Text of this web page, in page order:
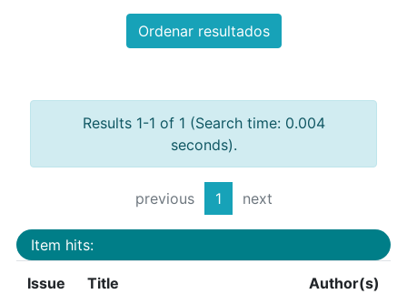
Ordenar resultados
Results 1-1 of 1 (Search time: 0.004
seconds).
previous 1 next
Item hits:
Issue
Title Author(s)